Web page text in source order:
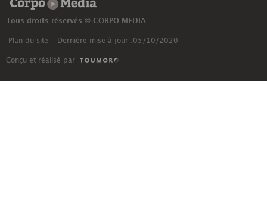
Tous droits réservés © CORPO MEDIA
Plan du site - Dernière mise à jour :05/10/2020
Conçu et réalisé par